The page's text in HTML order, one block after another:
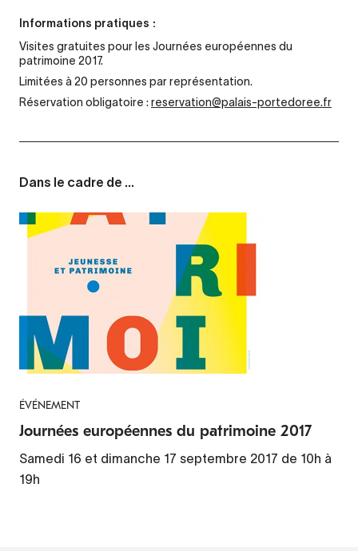
Informations pratiques :
Visites gratuites pour les Journées européennes du
patrimoine 2017.
Limitées à 20 personnes par représentation.
Réservation obligatoire : reservation@palais-portedoree.fr
Dans le cadre de ...
ÉVÉNEMENT
Journées européennes du patrimoine 2017
Samedi 16 et dimanche 17 septembre 2017 de 10h à
19h